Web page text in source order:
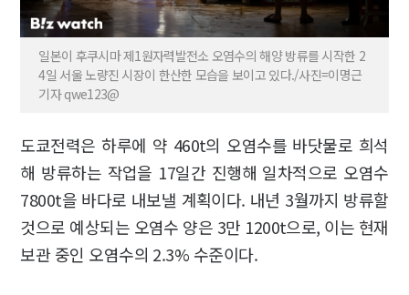
일본이 후쿠시마 제1원자력발전소 오염수의 해양 방류를 시작한 2
4일 서울 노량진 시장이 한산한 모습을 보이고 있다./사진=이명근
기자 qwe123@
도쿄전력은 하루에 약 460t의 오염수를 바닷물로 희석
해 방류하는 작업을 17일간 진행해 일차적으로 오염수
7800t을 바다로 내보낼 계획이다. 내년 3월까지 방류할
것으로 예상되는 오염수 양은 3만 1200t으로, 이는 현재
보관 중인 오염수의 2.3% 수준이다.